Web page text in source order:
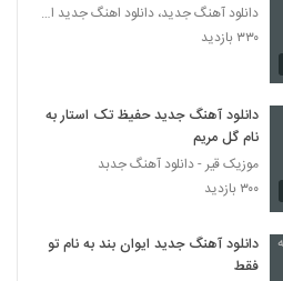
دانلود آهنگ جدید، دانلود اهنگ جدید ایرانی
۳۳۰ بازدید
دانلود آهنگ جدید حفیظ تک استار به
نام گل مریم
موزیک قیر - دانلود آهنگ جدبد
۳۰۰ بازدید
دانلود آهنگ جدید ایوان بند به نام تو
فقط